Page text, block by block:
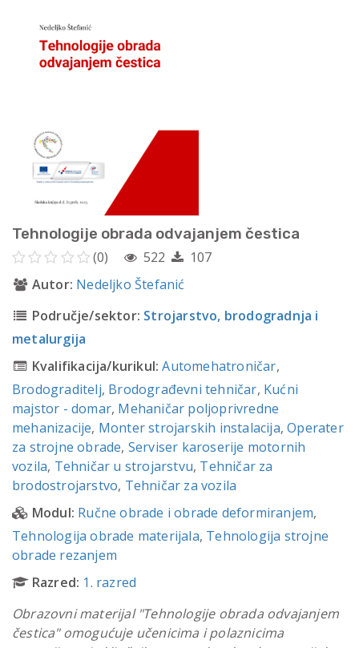
Tehnologije obrada odvajanjem čestica
(0) 522
107
Autor: Nedeljko Štefanić
Područje/sektor: Strojarstvo, brodogradnja i
metalurgija
Kvalifikacija/kurikul: Automehatroničar,
Brodograditelj, Brodograđevni tehničar, Kućni
majstor - domar, Mehaničar poljoprivredne
mehanizacije, Monter strojarskih instalacija,Operater
za strojne obrade, Serviser karoserije motornih
vozila, Tehničar u strojarstvu, Tehničar za
brodostrojarstvo, Tehničar za vozila
Modul: Ručne obrade i obrade deformiranjem,
Tehnologija obrade materijala, Tehnologija strojne
obrade rezanjem
Razred: 1. razred
Obrazovni materijal "Tehnologije obrada odvajanjem
čestica" omogućuje učenicima i polaznicima